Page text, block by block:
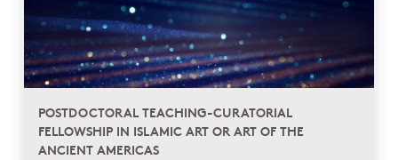
POSTDOCTORAL TEACHING-CURATORIAL
FELLOWSHIP IN ISLAMIC ART OR ART OF THE
ANCIENT AMERICAS